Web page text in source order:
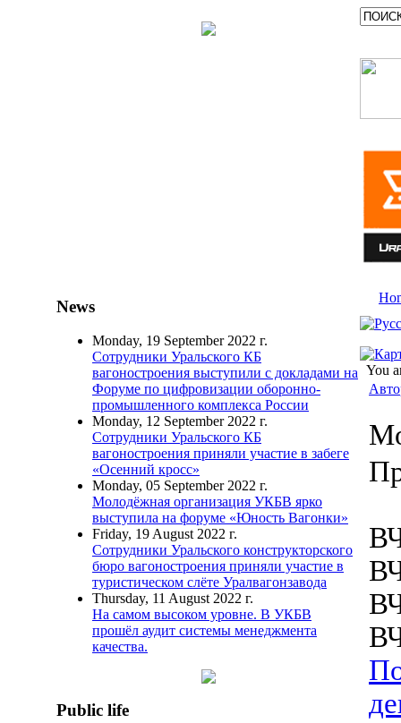
News
Monday, 19 September 2022 г.
Сотрудники Уральского КБ
вагоностроения выступили с докладами на
Форуме по цифровизации оборонно-
промышленного комплекса России
Monday, 12 September 2022 г.
Сотрудники Уральского КБ
вагоностроения приняли участие в забеге
«Осенний кросс»
Monday, 05 September 2022 г.
Молодёжная организация УКБВ ярко
выступила на форуме «Юность Вагонки»
Friday, 19 August 2022 г.
Сотрудники Уральского конструкторского
бюро вагоностроения приняли участие в
туристическом слёте Уралвагонзавода
Thursday, 11 August 2022 г.
На самом высоком уровне. В УКБВ
прошёл аудит системы менеджмента
качества.
Public life
You